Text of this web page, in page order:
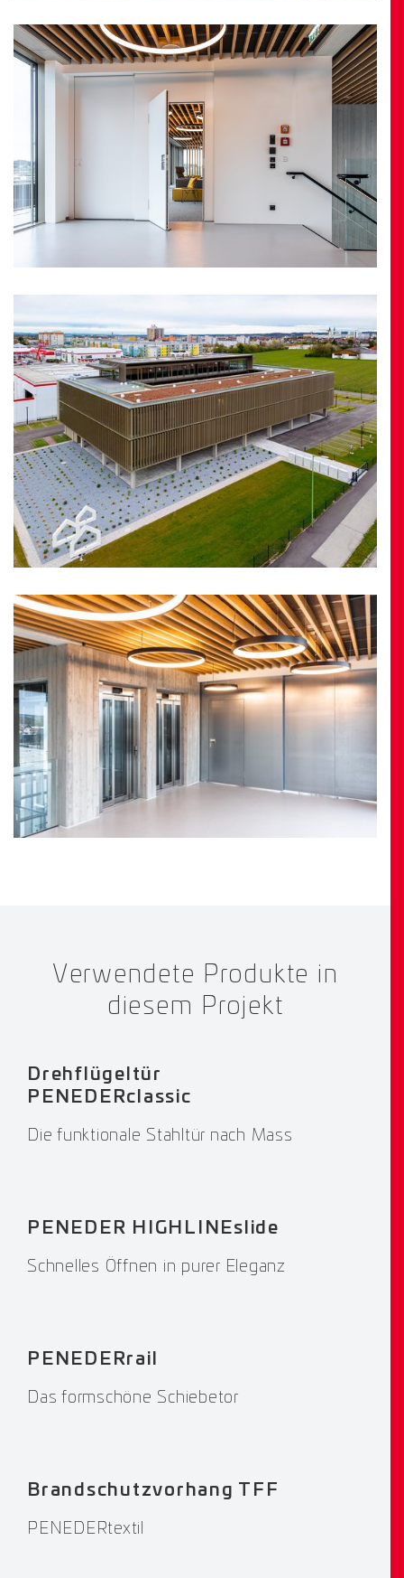
Verwendete Produkte in
diesem Projekt
Drehflügeltür
PENEDERclassic
Die funktionale Stahltür nach Mass
PENEDER HIGHLINEslide
Schnelles Öffnen in purer Eleganz
PENEDERrail
Das formschöne Schiebetor
Brandschutzvorhang TFF
PENEDERtextil